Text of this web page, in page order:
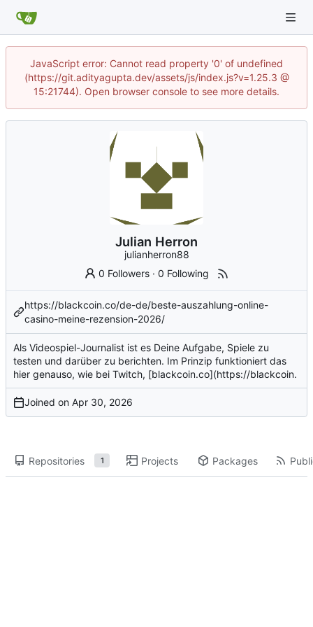
JavaScript error: Cannot read property '0' of undefined
(https://git.adityagupta.dev/assets/js/index.js?v=1.25.3 @
15:21744). Open browser console to see more details.
Julian Herron
julianherron88
0 Followers ·0 Following
https://blackcoin.co/de-de/beste-auszahlung-online-
casino-meine-rezension-2026/
Als Videospiel-Journalist ist es Deine Aufgabe, Spiele zu
testen und darüber zu berichten. Im Prinzip funktioniert das
hier genauso, wie bei Twitch, [blackcoin.co](https://blackcoin.
Joined on
Repositories 1 Projects Packages